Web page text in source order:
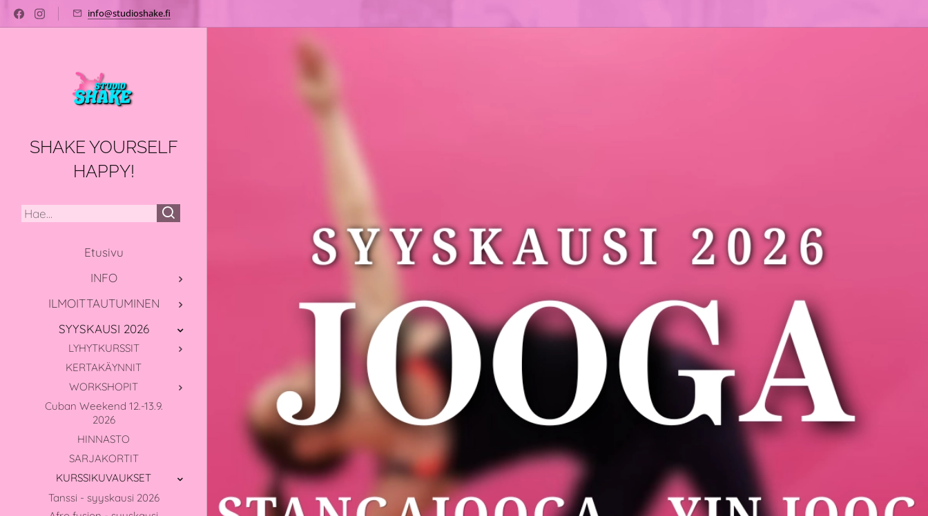
info@studioshake.fi
SHAKE YOURSELF
HAPPY!
Etusivu
INFO
ILMOITTAUTUMINEN
SYYSKAUSI 2026
LYHYTKURSSIT
KERTAKÄYNNIT
WORKSHOPIT
Cuban Weekend 12.-13.9.
2026
HINNASTO
SARJAKORTIT
KURSSIKUVAUKSET
Tanssi - syyskausi 2026